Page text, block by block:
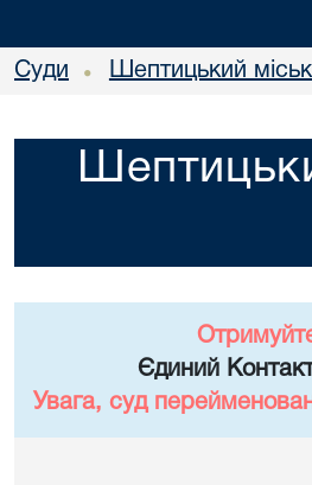
Суди • Шептицький
Єдиний
Увага, суд